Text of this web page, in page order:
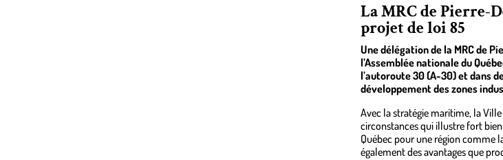
La MRC de Pierre-
projet de loi 85
Une délégation de la MRC de
l’Assemblée nationale du
l’autoroute 30 (A-30) et dans
développement des zones
Avec la stratégie maritime, la
circonstances qui illustre fort
Québec pour une région comme
également des avantages que